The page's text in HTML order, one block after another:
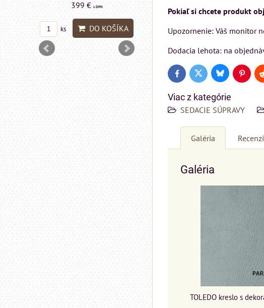
Pokiaľ si chcete produkt
Upozornenie: Váš monitor
Dodacia lehota: na
FacebookTwitter Bluesky
Viac z kategórie
SEDACIE SÚPRAVY
Galéria
Galéria
TOLEDO kreslo s
699 €s DPH
ks DO KOŠÍKA ks DO KOŠÍKA